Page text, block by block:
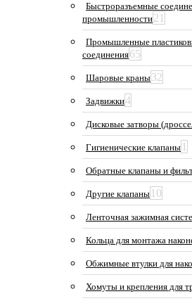
Быстроразъемные
промышленности21
Промышленные
соединения65
Шаровые краны32
Задвижки4
Дисковые затворы
Гигиенические клапаны 1
Обратные клапаны и
Другие клапаны 10
Ленточная зажимная
Кольца для монтажа
Обжимные втулки для
Хомуты и крепления для